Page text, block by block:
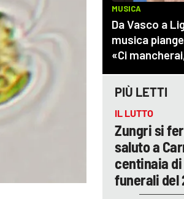
PIÙ LETTI
IL LUTTO
Zungri si
saluto a
centinaia
funerali del